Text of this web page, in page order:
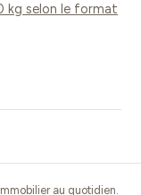
kg selon le format
au quotidien.